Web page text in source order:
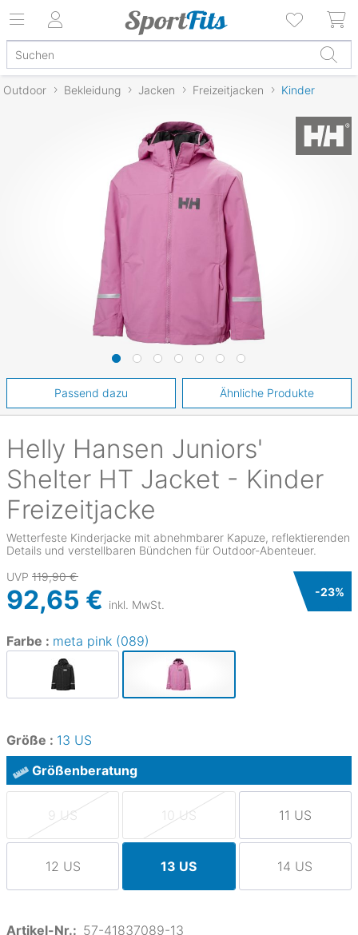
Outdoor Bekleidung Jacken Freizeitjacken Kinder
Helly Hansen Juniors'
Shelter HT Jacket - Kinder
Freizeitjacke
Wetterfeste Kinderjacke mit abnehmbarer Kapuze, reflektierenden
Details und verstellbaren Bündchen für Outdoor-Abenteuer.
UVP 119,90 €
92,65 € inkl. MwSt.
-23%
Farbe : meta pink (089)
Größe : 13 US
Größenberatung
9 US 10 US 11 US
12 US 13 US 14 US
Artikel-Nr.: 57-41837089-13
Passend dazu Ähnliche Produkte